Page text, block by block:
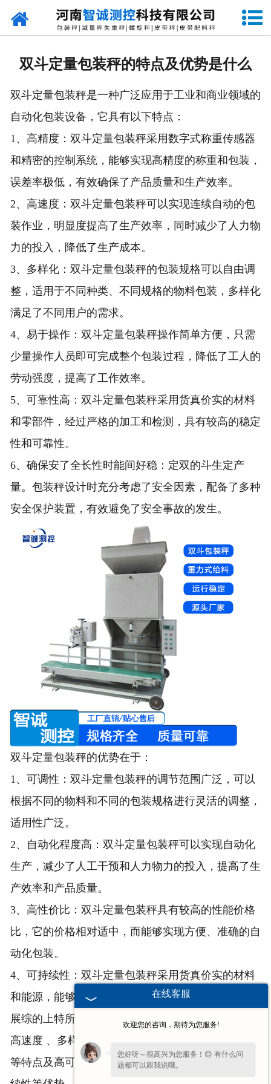
网站首页
成功案例
设备原理
企业视频
联系我们
双斗定量包装秤的特点及优势是什么
双斗定量包装秤是一种广泛应用于工业和商业领域的
自动化包装设备，它具有以下特点：
1、高精度：双斗定量包装秤采用数字式称重传感器
和精密的控制系统，能够实现高精度的称重和包装，
误差率极低，有效确保了产品质量和生产效率。
2、高速度：双斗定量包装秤可以实现连续自动的包
装作业，明显度提高了生产效率，同时减少了人力物
力的投入，降低了生产成本。
3、多样化：双斗定量包装秤的包装规格可以自由调
整，适用于不同种类、不同规格的物料包装，多样化
满足了不同用户的需求。
4、易于操作：双斗定量包装秤操作简单方便，只需
少量操作人员即可完成整个包装过程，降低了工人的
劳动强度，提高了工作效率。
5、可靠性高：双斗定量包装秤采用货真价实的材料
和零部件，经过严格的加工和检测，具有较高的稳定
性和可靠性。
6、确保安了全长性时能间好稳：定双的斗生定产
量。包装秤设计时充分考虑了安全因素，配备了多种
安全保护装置，有效避免了安全事故的发生。
双斗定量包装秤的优势在于：
1、可调性：双斗定量包装秤的调节范围广泛，可以
根据不同的物料和不同的包装规格进行灵活的调整，
适用性广泛。
2、自动化程度高：双斗定量包装秤可以实现自动化
生产，减少了人工干预和人力物力的投入，提高了生
产效率和产品质量。
3、高性价比：双斗定量包装秤具有较高的性能价格
比，它的价格相对适中，而能够实现方便、准确的自
动化包装。
4、可持续性：双斗定量包装秤采用货真价实的材料
和能源，能够有效减少对环境的污染，具有可持续发
展综的上特所性述。，双斗定量包装秤具有高精度、
高速度 、多样化、易于操作、可靠性和安全性能好
等特点及高可调性、自动化程度高、高性价比和可持
在线客服
欢迎您的咨询，期待为您服务!
您好呀～很高兴为您服务！😊 有什么问
题都可以跟我说哦。